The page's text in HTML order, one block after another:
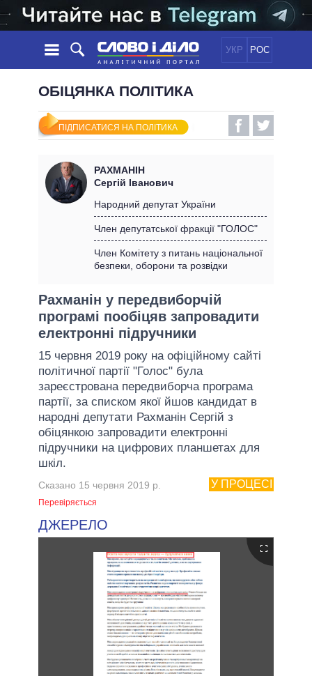
УКР РОС
НОВИНИ
СТРІЧКА
ПОДІЇ
СТАТТІ
ДУМКИ
ОГЛЯДИ
ДАЙДЖЕСТИ
ПОЛІТИКА
ЕКОНОМІКА
СВІТ
ОБIЦЯНКИ
УСІ ПОЛІТИКИ
ПРЕЗИДЕНТ І ОФІС
КАБІНЕТ МІНІСТРІВ
ГОЛОВИ ОБЛАДМІНІСТРАЦІЙ
ВСІ ПЕРСОНИ
ІНФОГРАФІКА
ВІДЕО
ПІДТРИМАТИ
ПОРІВНЯННЯ ПОЛІТИКІВ
ОБІЦЯНКА ПОЛІТИКА
ПІДПИСАТИСЯ НА ПОЛІТИКА
РАХМАНІН
Сергій Іванович
Народний депутат України
Член депутатської фракції "ГОЛОС"
Член Комітету з питань національної
безпеки, оборони та розвідки
Рахманін у передвиборчій
програмі пообіцяв запровадити
електронні підручники
15 червня 2019 року на офіційному сайті
політичної партії "Голос" була
зареєстрована передвиборча програма
партії, за списком якої йшов кандидат в
народні депутати Рахманін Сергій з
обіцянкою запровадити електронні
підручники на цифрових планшетах для
шкіл.
У ПРОЦЕСІ
Сказано 15 червня 2019 р.
Перевіряється
ДЖЕРЕЛО